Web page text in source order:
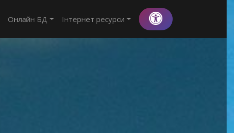
Онлайн БД Інтернет ресурси